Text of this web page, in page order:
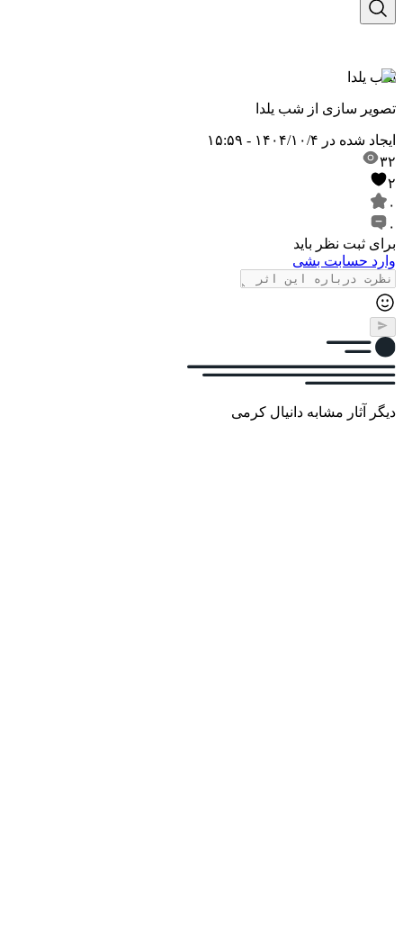
شب یلدا
تصویر سازی از شب یلدا
ایجاد شده در ۱۴۰۴/۱۰/۴ - ۱۵:۵۹
۳۲
۲
۰
۰
برای ثبت نظر باید
وارد حسابت بشی
دیگر آثار مشابه دانیال کرمی